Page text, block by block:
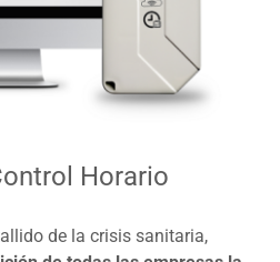
Horario
de la crisis sanitaria,